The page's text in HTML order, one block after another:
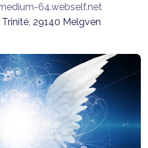
64.webself.net
29140 Melgven